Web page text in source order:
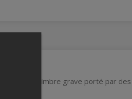
poils. Un timbre grave porté par des